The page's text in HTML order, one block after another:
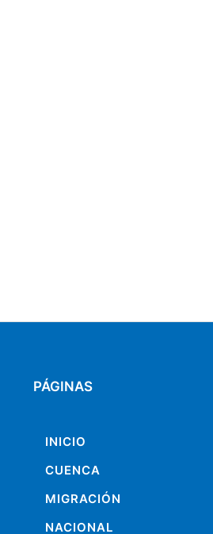
PÁGINAS
INICIO
CUENCA
MIGRACIÓN
NACIONAL